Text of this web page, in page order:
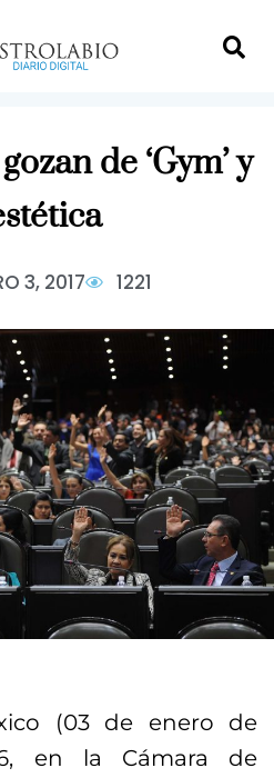
de ‘Gym’ y
3, 2017 1221
(03 de enero de
en la Cámara de